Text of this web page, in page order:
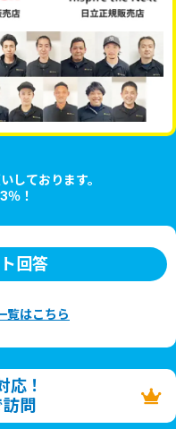
しております。
％！
回答
覧はこちら
応！
問